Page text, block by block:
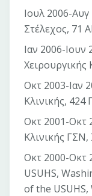
Ιουλ 2006-Αυγ
Στέλεχος, 71
Ιαν 2006-Ιουν
Χειρουργικής
Οκτ 2003-Ιαν
Κλινικής,
Οκτ 2001-Οκτ
Κλινικής ΓΣΝ,
Οκτ 2000-Οκτ
USUHS,
of the USUHS,